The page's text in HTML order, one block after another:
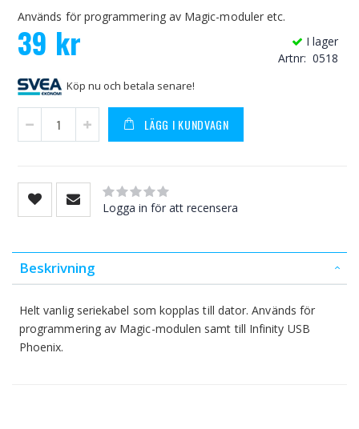
Används för programmering av Magic-moduler etc.
39 kr
I lager
Artnr
0518
Köp nu och betala senare!
LÄGG I KUNDVAGN
Rating:
0% of100
Logga in för att recensera
Beskrivning
Helt vanlig seriekabel som kopplas till dator. Används för
programmering av Magic-modulen samt till Infinity USB
Phoenix.